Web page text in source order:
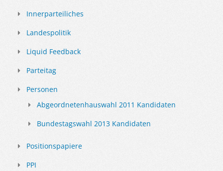
Innerparteiliches
Landespolitik
Liquid Feedback
Parteitag
Personen
Abgeordnetenhauswahl 2011 Kandidaten
Bundestagswahl 2013 Kandidaten
Positionspapiere
PPI